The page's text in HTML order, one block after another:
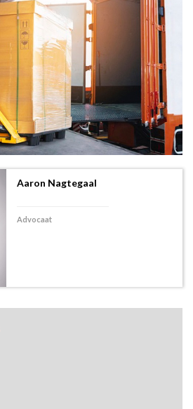
Aaron Nagtegaal
Advocaat